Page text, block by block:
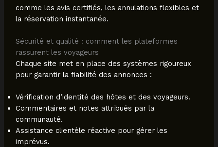
comme les avis certifiés, les annulations flexibles et
la réservation instantanée.
Sécurité et qualité : comment les plateformes
rassurent les voyageurs
Chaque site met en place des systèmes rigoureux
pour garantir la fiabilité des annonces :
Vérification d’identité des hôtes et des voyageurs.
Commentaires et notes attribués par la
communauté.
Assistance clientèle réactive pour gérer les
imprévus.